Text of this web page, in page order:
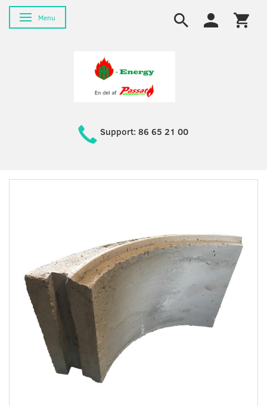
Skifte navigation
Menu
Support: 86 65 21 00